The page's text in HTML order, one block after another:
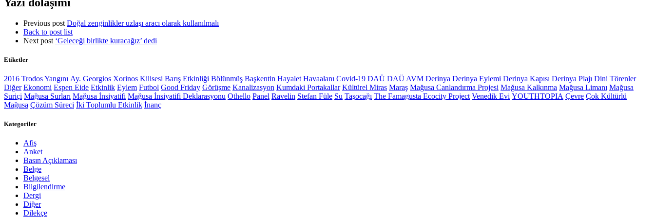
Previous post Doğal zenginlikler uzlaşı aracı olarak kullanılmalı
Back to post list
Next post ‘Geleceği birlikte kuracağız’ dedi
Etiketler
2016 Trodos Yangını Ay. Georgios Xorinos Kilisesi Barış Etkinliği Bölünmüş Başkentin Hayalet Havaalanı Covid-19 DAÜ DAÜ AVM Derinya Derinya Eylemi Derinya Kapısı Derinya Plajı Dini Törenler
Diğer Ekonomi Espen Eide Etkinlik Eylem Futbol Good Friday Görüşme Kanalizasyon Kumdaki Portakallar Kültürel Miras Maraş Mağusa Canlandırma Projesi Mağusa Kalkınma Mağusa Limanı Mağusa
Suriçi Mağusa Surları Mağusa İnsiyatifi Mağusa İnsiyatifi Deklarasyonu Othello Panel Ravelin Stefan Füle Su Taşocağı The Famagusta Ecocity Project Venedik Evi YOUTHTOPIA Çevre Çok Kültürlü
Mağusa Çözüm Süreci İki Toplumlu Etkinlik İnanç
Kategoriler
Afiş
Anket
Basın Açıklaması
Belge
Belgesel
Bilgilendirme
Dergi
Diğer
Dilekçe